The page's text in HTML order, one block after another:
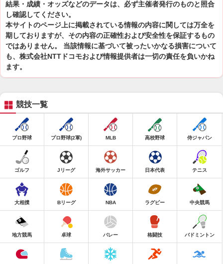
結果・成績・オッズなどのデータは、必ず主催者発行のものと照合
し確認してください。
本サイトのページ上に掲載されている情報の内容に関しては万全を
期しておりますが、その内容の正確性および安全性を保証するもの
ではありません。 当該情報に基づいて被ったいかなる損害について
も、株式会社NTTドコモおよび情報提供者は一切の責任を負いかね
ます。
競技一覧
プロ野球 プロ野球(2軍) MLB 高校野球 侍ジャパン
ゴルフ Jリーグ 海外サッカー 日本代表 テニス
大相撲 Bリーグ NBA ラグビー 中央競馬
地方競馬 卓球 バレー 格闘技 バドミントン